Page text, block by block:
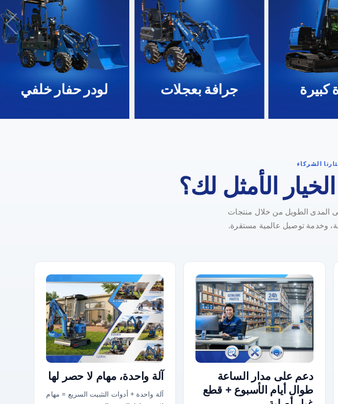
كبيرة جرافة بعجلات لودر حفار خلفي
الشركاء
الأمثل لك؟
المدى الطويل من خلال منتجات
وخدمة توصيل عالمية مستقرة.
دعم على مدار الساعة
طوال أيام الأسبوع + قطع
آلة واحدة، مهام لا حصر لها
آلة واحدة + أدوات التثبيت السريع = مهام